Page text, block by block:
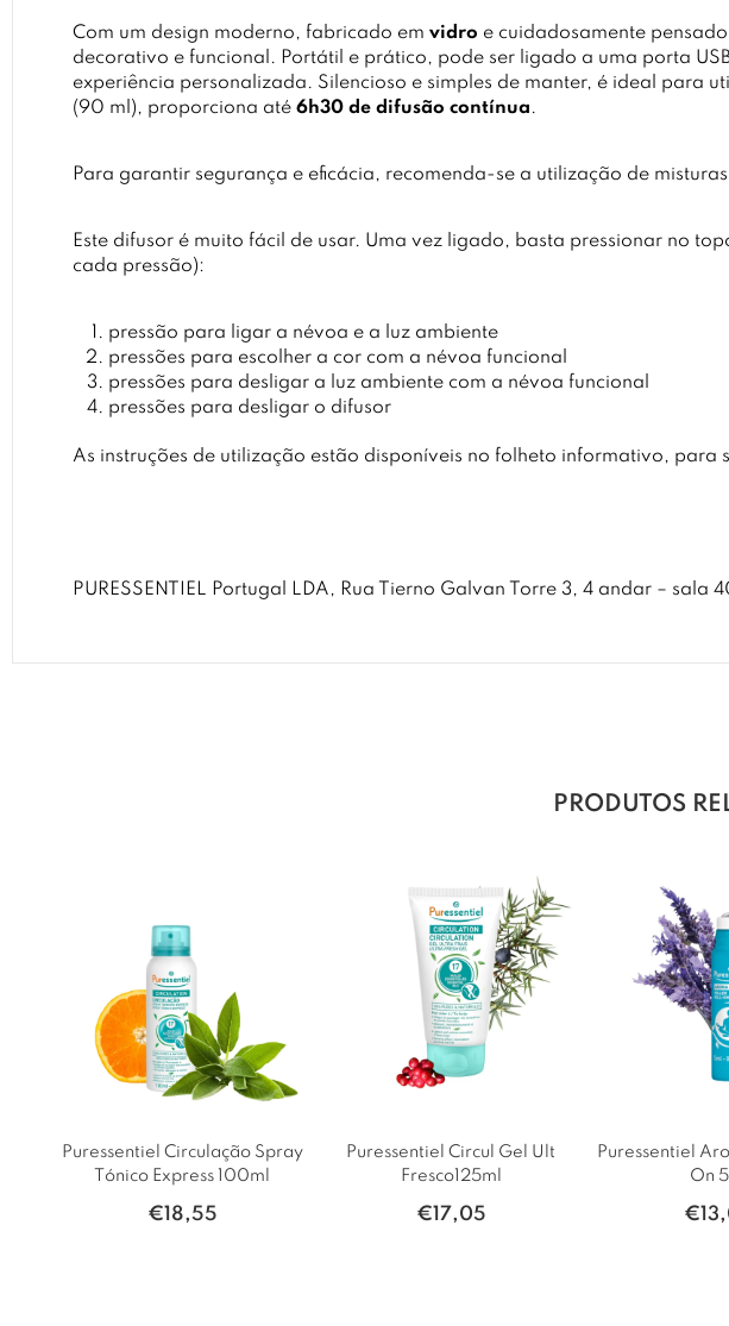
Com um design moderno, fabricado em vidro e cuidadosamente
decorativo e funcional. Portátil e prático, pode ser ligado a uma porta
experiência personalizada. Silencioso e simples de manter, é ideal para
(90 ml), proporciona até 6h30 de difusão contínua.
Para garantir segurança e eficácia, recomenda-se a utilização de
Este difusor é muito fácil de usar. Uma vez ligado, basta pressionar no
cada pressão):
pressão para ligar a névoa e a luz ambiente
pressões para escolher a cor com a névoa funcional
pressões para desligar a luz ambiente com a névoa funcional
pressões para desligar o difusor
As instruções de utilização estão disponíveis no folheto informativo, para
PURESSENTIEL Portugal LDA, Rua Tierno Galvan Torre 3, 4 andar –
PRODUTOS
Puressentiel Circulação Spray
Tónico Express 100ml
€18,55
Puressentiel Circul Gel Ult
Fresco125ml
€17,05
Puressentiel
On
€